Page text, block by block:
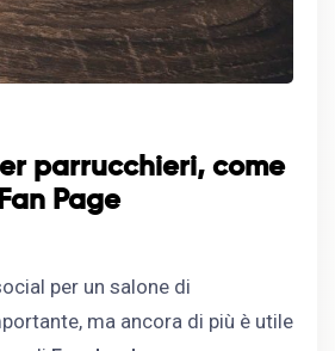
parrucchieri, come
Page
per un salone di
ma ancora di più è utile